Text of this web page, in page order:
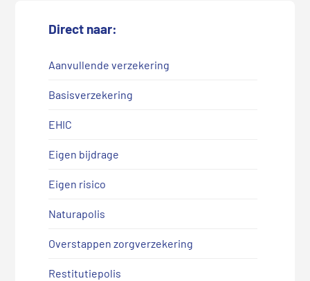
Direct naar:
Aanvullende verzekering
Basisverzekering
EHIC
Eigen bijdrage
Eigen risico
Naturapolis
Overstappen zorgverzekering
Restitutiepolis